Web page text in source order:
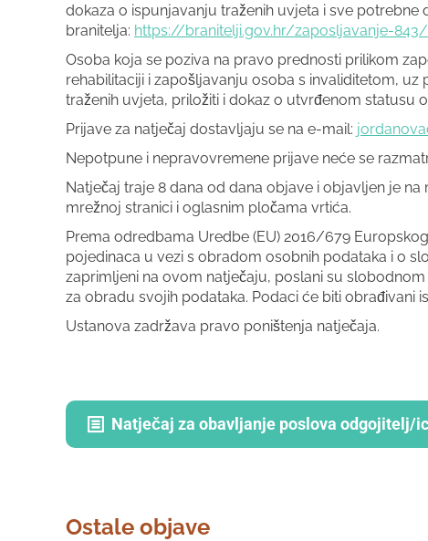
dokaza o ispunjavanju traženih uvjeta i sve
branitelja: https://branitelji.gov.hr/zaposljavanje-
Osoba koja se poziva na pravo prednosti prilikom
rehabilitaciji i zapošljavanju osoba s invaliditetom,
traženih uvjeta, priložiti i dokaz o utvrđenom statusu
Prijave za natječaj dostavljaju se na e-mail:
Nepotpune i nepravovremene prijave neće se
Natječaj traje 8 dana od dana objave i objavljen je
mrežnoj stranici i oglasnim pločama vrtića.
Prema odredbama Uredbe (EU) 2016/679
pojedinaca u vezi s obradom osobnih podataka i o
zaprimljeni na ovom natječaju, poslani su
za obradu svojih podataka. Podaci će biti obrađivani
Ustanova zadržava pravo poništenja natječaja.
Natječaj za obavljanje poslova odgojitelj/
Ostale objave